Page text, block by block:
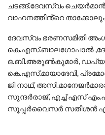
ചടങ്ങ്.ദേവസ്വം
വാഹനത്തിൻ്റെ താക്കോലും
ദേവസ്വം ഭരണസമിതി
കെ.എസ്.ബാലഗോപാൽ
ഒ.ബി.അരുൺകുമാർ,
കെ.എസ്.മായാദേവി,
ജി നാഥ്,
സുന്ദർരാജ്, എച്ച് എസ്
സൂപ്പർവൈസർ സതീശൻ